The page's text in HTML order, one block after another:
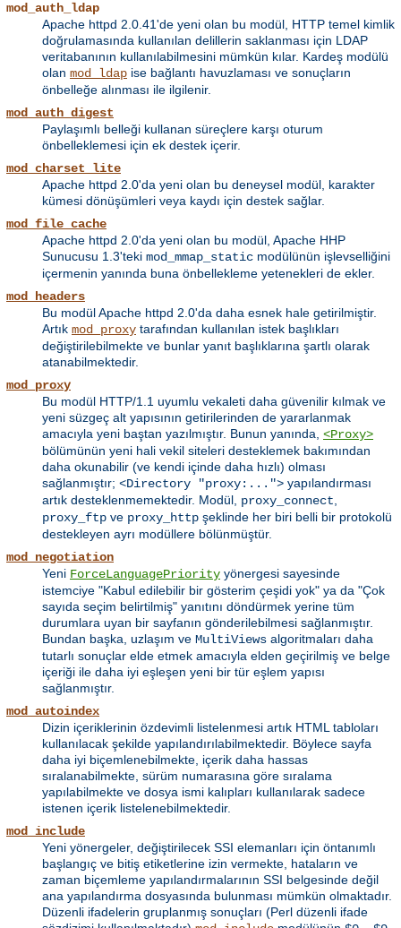
mod_auth_ldap
Apache httpd 2.0.41'de yeni olan bu modül, HTTP temel kimlik
doğrulamasında kullanılan delillerin saklanması için LDAP
veritabanının kullanılabilmesini mümkün kılar. Kardeş modülü
olan mod_ldap ise bağlantı havuzlaması ve sonuçların
önbelleğe alınması ile ilgilenir.
mod_auth_digest
Paylaşımlı belleği kullanan süreçlere karşı oturum
önbelleklemesi için ek destek içerir.
mod_charset_lite
Apache httpd 2.0'da yeni olan bu deneysel modül, karakter
kümesi dönüşümleri veya kaydı için destek sağlar.
mod_file_cache
Apache httpd 2.0'da yeni olan bu modül, Apache HHP
Sunucusu 1.3'teki mod_mmap_static modülünün işlevselliğini
içermenin yanında buna önbellekleme yetenekleri de ekler.
mod_headers
Bu modül Apache httpd 2.0'da daha esnek hale getirilmiştir.
Artık mod_proxy tarafından kullanılan istek başlıkları
değiştirilebilmekte ve bunlar yanıt başlıklarına şartlı olarak
atanabilmektedir.
mod_proxy
Bu modül HTTP/1.1 uyumlu vekaleti daha güvenilir kılmak ve
yeni süzgeç alt yapısının getirilerinden de yararlanmak
amacıyla yeni baştan yazılmıştır. Bunun yanında, <Proxy>
bölümünün yeni hali vekil siteleri desteklemek bakımından
daha okunabilir (ve kendi içinde daha hızlı) olması
sağlanmıştır; <Directory "proxy:..."> yapılandırması
artık desteklenmemektedir. Modül, proxy_connect,
proxy_ftp ve proxy_http şeklinde her biri belli bir protokolü
destekleyen ayrı modüllere bölünmüştür.
mod_negotiation
Yeni ForceLanguagePriority yönergesi sayesinde
istemciye "Kabul edilebilir bir gösterim çeşidi yok" ya da "Çok
sayıda seçim belirtilmiş" yanıtını döndürmek yerine tüm
durumlara uyan bir sayfanın gönderilebilmesi sağlanmıştır.
Bundan başka, uzlaşım ve MultiViews algoritmaları daha
tutarlı sonuçlar elde etmek amacıyla elden geçirilmiş ve belge
içeriği ile daha iyi eşleşen yeni bir tür eşlem yapısı
sağlanmıştır.
mod_autoindex
Dizin içeriklerinin özdevimli listelenmesi artık HTML tabloları
kullanılacak şekilde yapılandırılabilmektedir. Böylece sayfa
daha iyi biçemlenebilmekte, içerik daha hassas
sıralanabilmekte, sürüm numarasına göre sıralama
yapılabilmekte ve dosya ismi kalıpları kullanılarak sadece
istenen içerik listelenebilmektedir.
mod_include
Yeni yönergeler, değiştirilecek SSI elemanları için öntanımlı
başlangıç ve bitiş etiketlerine izin vermekte, hataların ve
zaman biçemleme yapılandırmalarının SSI belgesinde değil
ana yapılandırma dosyasında bulunması mümkün olmaktadır.
Düzenli ifadelerin gruplanmış sonuçları (Perl düzenli ifade